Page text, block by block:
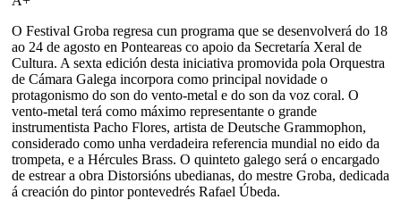
O Festival Groba regresa cun programa que se desenvolverá do 18
ao 24 de agosto en Ponteareas co apoio da Secretaría Xeral de
Cultura. A sexta edición desta iniciativa promovida pola Orquestra
de Cámara Galega incorpora como principal novidade o
protagonismo do son do vento-metal e do son da voz coral. O
vento-metal terá como máximo representante o grande
instrumentista Pacho Flores, artista de Deutsche Grammophon,
considerado como unha verdadeira referencia mundial no eido da
trompeta, e a Hércules Brass. O quinteto galego será o encargado
de estrear a obra Distorsións ubedianas, do mestre Groba, dedicada
á creación do pintor pontevedrés Rafael Úbeda.